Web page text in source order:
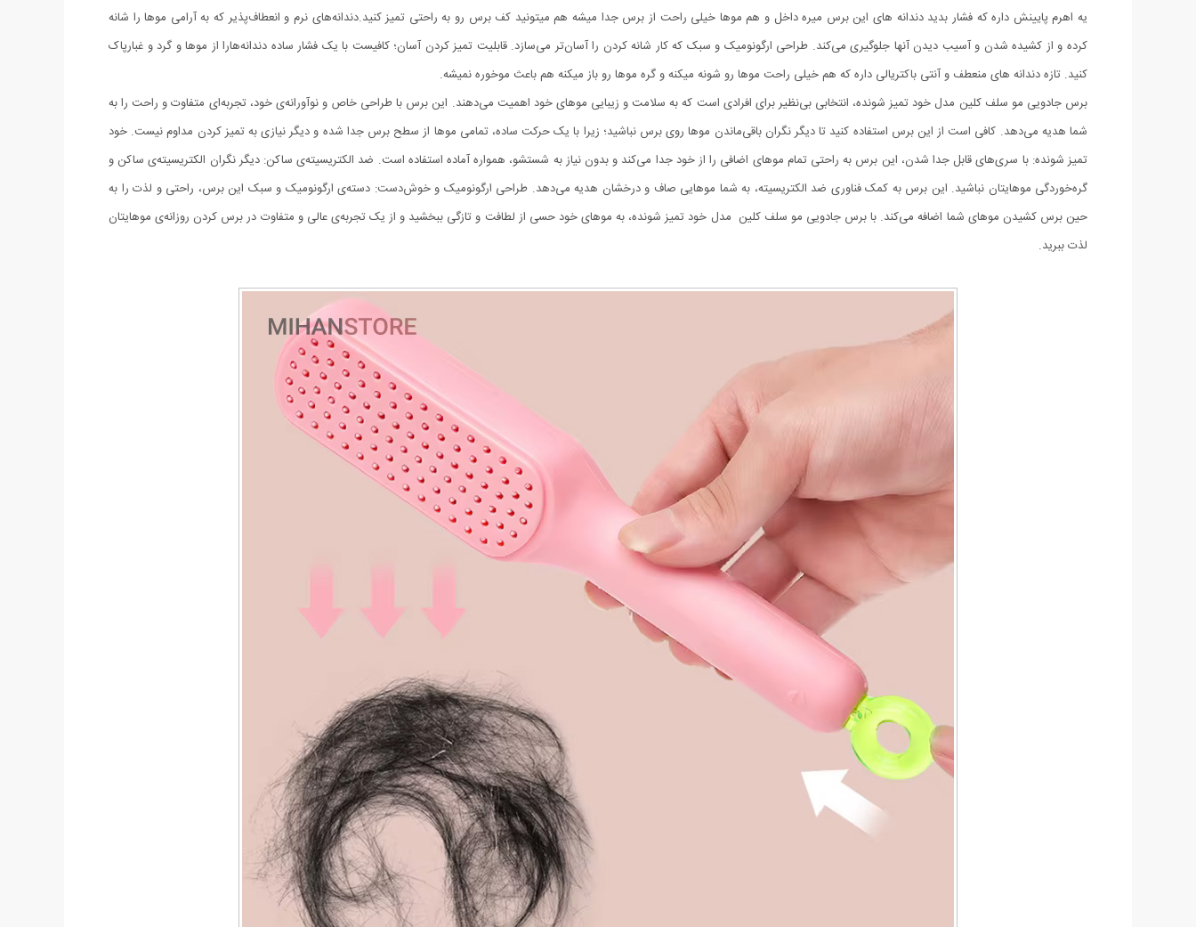
یه اهرم پایینش داره که فشار بدید دندانه های این برس میره داخل و هم موها خیلی راحت از برس جدا میشه هم میتونید کف برس رو به راحتی تمیز کنید.دندانه‌های نرم و انعطاف‌پذیر که به آرامی موها را شانه
کرده و از کشیده شدن و آسیب دیدن آنها جلوگیری می‌کند. طراحی ارگونومیک و سبک که کار شانه کردن را آسان‌تر می‌سازد. قابلیت تمیز کردن آسان؛ کافیست با یک فشار ساده دندانه‌هارا از موها و گرد و غبارپاک
کنید. تازه دندانه های منعطف و آنتی باکتریالی داره که هم خیلی راحت موها رو شونه میکنه و گره موها رو باز میکنه هم باعث موخوره نمیشه.
برس جادویی مو سلف کلین مدل خود تمیز شونده، انتخابی بی‌نظیر برای افرادی است که به سلامت و زیبایی موهای خود اهمیت می‌دهند. این برس با طراحی خاص و نوآورانه‌ی خود، تجربه‌ای متفاوت و راحت را به
شما هدیه می‌دهد. کافی است از این برس استفاده کنید تا دیگر نگران باقی‌ماندن موها روی برس نباشید؛ زیرا با یک حرکت ساده، تمامی موها از سطح برس جدا شده و دیگر نیازی به تمیز کردن مداوم نیست. خود
تمیز شونده: با سری‌های قابل جدا شدن، این برس به راحتی تمام موهای اضافی را از خود جدا می‌کند و بدون نیاز به شستشو، همواره آماده استفاده است. ضد الکتریسیته‌ی ساکن: دیگر نگران الکتریسیته‌ی ساکن و
گره‌خوردگی موهایتان نباشید. این برس به کمک فناوری ضد الکتریسیته، به شما موهایی صاف و درخشان هدیه می‌دهد. طراحی ارگونومیک و خوش‌دست: دسته‌ی ارگونومیک و سبک این برس، راحتی و لذت را به
حین برس کشیدن موهای شما اضافه می‌کند. با برس جادویی مو سلف کلین مدل خود تمیز شونده، به موهای خود حسی از لطافت و تازگی ببخشید و از یک تجربه‌ی عالی و متفاوت در برس کردن روزانه‌ی موهایتان
لذت ببرید.